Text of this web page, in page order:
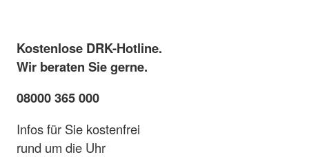
Kostenlose DRK-Hotline.
Wir beraten Sie gerne.
08000 365 000
Infos für Sie kostenfrei
rund um die Uhr